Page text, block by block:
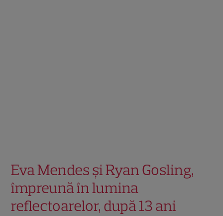
Eva Mendes și Ryan Gosling,
împreună în lumina
reflectoarelor, după 13 ani